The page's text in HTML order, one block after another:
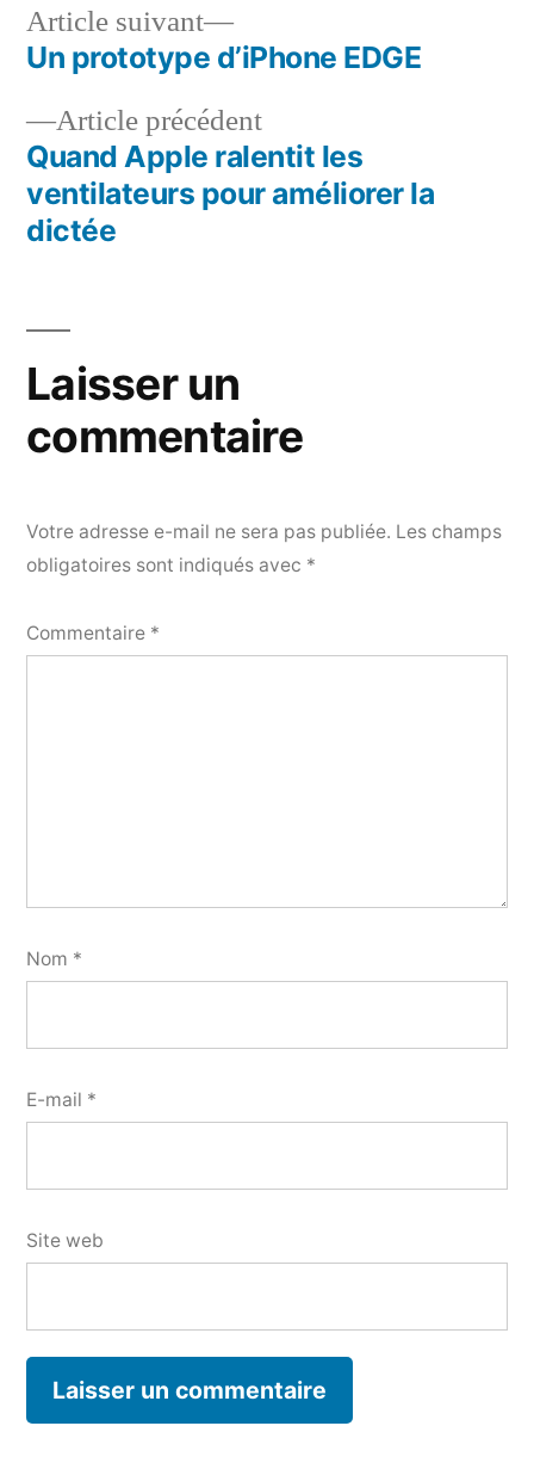
Navigation
de
l’article
Article précédentArticle
précédent :
Quand Apple ralentit les
ventilateurs pour améliorer la
dictée
Article suivant
Article
suivant :
Un prototype d’iPhone EDGE
Laisser un
commentaire
Votre adresse e-mail ne sera pas publiée. Les champs
obligatoires sont indiqués avec *
Commentaire *
Nom *
E-mail *
Site web